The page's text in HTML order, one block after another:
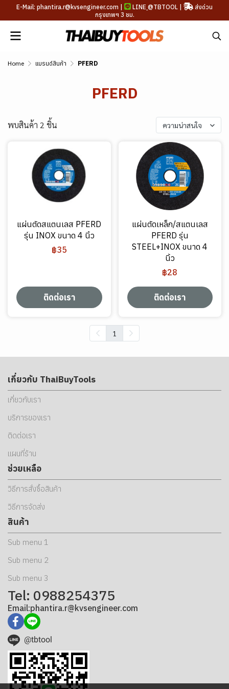
E-Mail: phantira.r@kvsengineer.com | LINE @TBTOOL |
ส่งด่วน
กรุงเทพฯ 3 ชม.
Home แบรนด์สินค้า PFERD
PFERD
พบสินค้า 2 ชิ้น ความน่าสนใจ
แผ่นตัดสแตนเลส PFERD
รุ่น INOX ขนาด 4 นิ้ว
฿35
ติดต่อเรา
แผ่นตัดเหล็ก/สแตนเลส
PFERD รุ่น
STEEL+INOX ขนาด 4
นิ้ว
฿28
ติดต่อเรา
1
เกี่ยวกับ ThaiBuyTools
เกี่ยวกับเรา
บริการของเรา
ติดต่อเรา
แผนที่ร้าน
ช่วยเหลือ
วิธีการสั่งซื้อสินค้า
วิธีการจัดส่ง
สินค้า
Sub menu 1
Sub menu 2
Sub menu 3
Tel: 0988254375
Email:phantira.r@kvsengineer.com
@tbtool